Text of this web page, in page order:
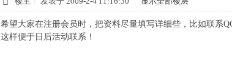
希望大家在注册会员时，把资料尽量填写详细些，比如联系
这样便于日后活动联系！